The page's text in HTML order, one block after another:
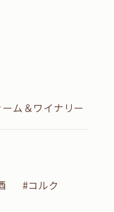
ム＆ワイナリー
#コルク